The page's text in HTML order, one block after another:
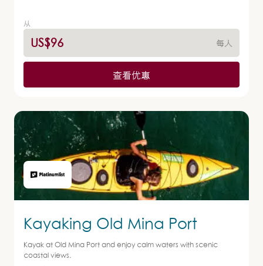
从
US$96 每人
查看优惠
Kayaking Old Mina Port
Kayak at Old Mina Port and enjoy calm waters with scenic
coastal views.